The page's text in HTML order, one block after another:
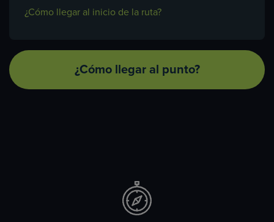
¿Cómo llegar al inicio de la ruta?
¿Cómo llegar al punto?